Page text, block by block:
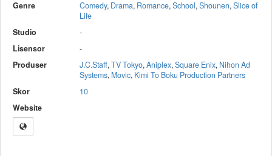
Genre
Comedy, Drama, Romance,School,Shounen,Slice of
Life
Studio
-
Lisensor
-
Produser
J.C.Staff,TV Tokyo,Aniplex,Square Enix, Nihon Ad
Systems, Movic, Kimi To Boku Production Partners
Skor
10
Website